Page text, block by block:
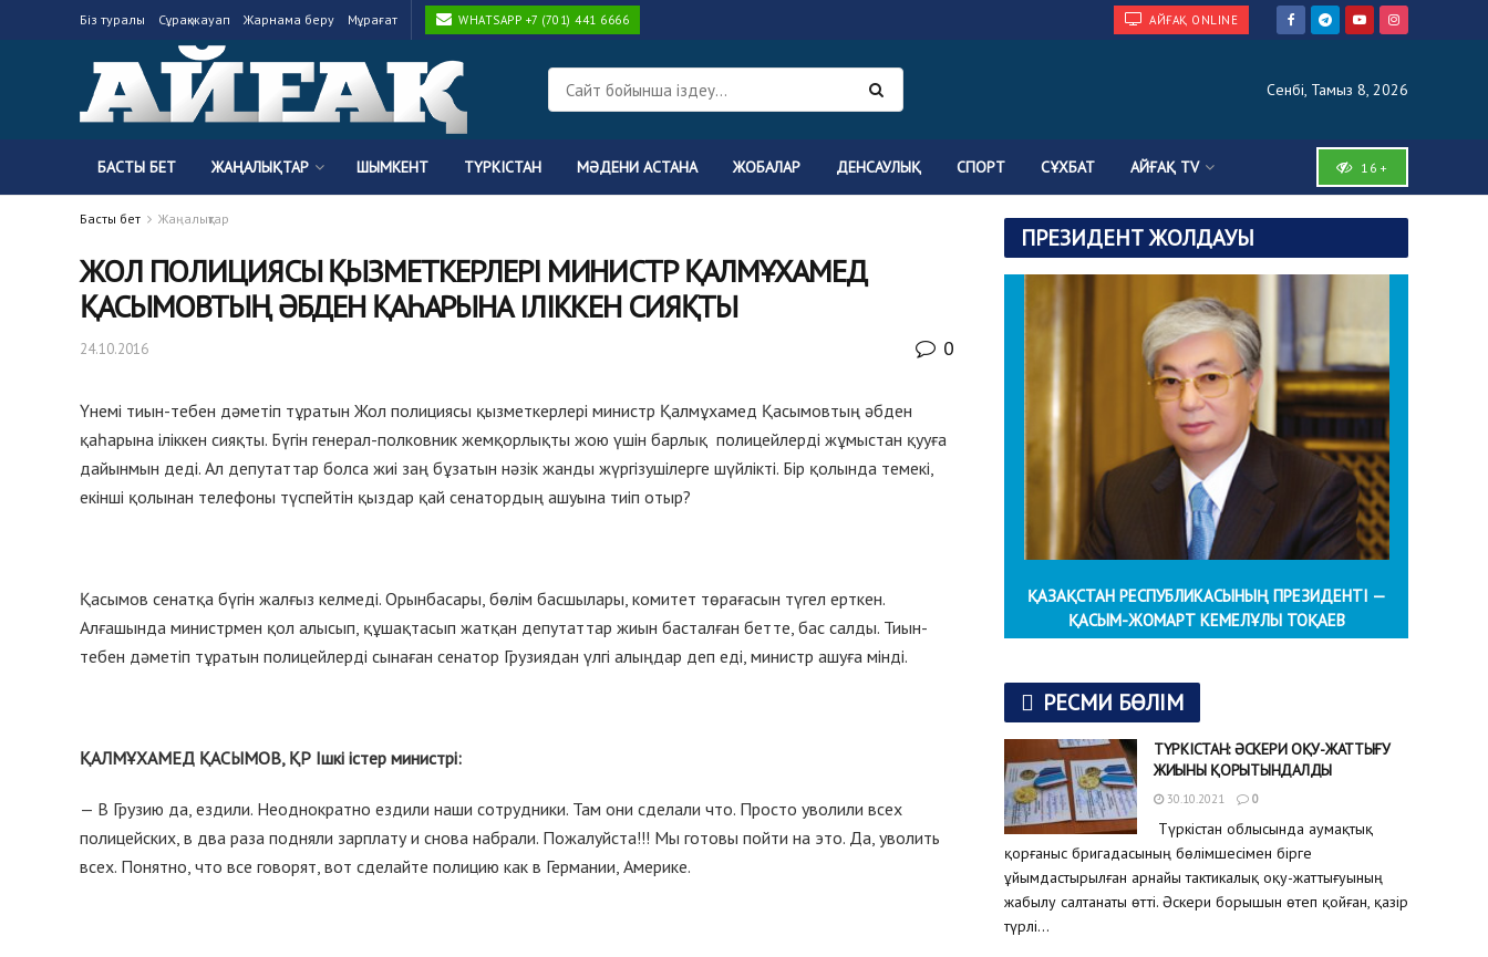
Біз туралы Сұрақ-жауап Жарнама беру Мұрағат WHATSAPP +7 (701) 441 6666 АЙҒАҚ ONLINE
Сенбі, Тамыз 8, 2026
БАСТЫ БЕТ ЖАҢАЛЫҚТАР ШЫМКЕНТ ТҮРКІСТАН МӘДЕНИ АСТАНА ЖОБАЛАР ДЕНСАУЛЫҚ СПОРТ СҰХБАТ АЙҒАҚ TV 16+
Басты бет Жаңалықтар
ЖОЛ ПОЛИЦИЯСЫ ҚЫЗМЕТКЕРЛЕРІ МИНИСТР ҚАЛМҰХАМЕД
ҚАСЫМОВТЫҢ ӘБДЕН ҚАҺАРЫНА ІЛІККЕН СИЯҚТЫ
24.10.2016 0
Үнемі тиын-тебен дәметіп тұратын Жол полициясы қызметкерлері министр Қалмұхамед Қасымовтың әбден
қаһарына іліккен сияқты. Бүгін генерал-полковник жемқорлықты жою үшін барлық полицейлерді жұмыстан қууға
дайынмын деді. Ал депутаттар болса жиі заң бұзатын нәзік жанды жүргізушілерге шүйлікті. Бір қолында темекі,
екінші қолынан телефоны түспейтін қыздар қай сенатордың ашуына тиіп отыр?
Қасымов сенатқа бүгін жалғыз келмеді. Орынбасары, бөлім басшылары, комитет төрағасын түгел ерткен.
Алғашында министрмен қол алысып, құшақтасып жатқан депутаттар жиын басталған бетте, бас салды. Тиын-
тебен дәметіп тұратын полицейлерді сынаған сенатор Грузиядан үлгі алыңдар деп еді, министр ашуға мінді.
ҚАЛМҰХАМЕД ҚАСЫМОВ, ҚР Ішкі істер министрі:
— В Грузию да, ездили. Неоднократно ездили наши сотрудники. Там они сделали что. Просто уволили всех
полицейских, в два раза подняли зарплату и снова набрали. Пожалуйста!!! Мы готовы пойти на это. Да, уволить
всех. Понятно, что все говорят, вот сделайте полицию как в Германии, Америке.
ПРЕЗИДЕНТ ЖОЛДАУЫ
ҚАЗАҚСТАН РЕСПУБЛИКАСЫНЫҢ ПРЕЗИДЕНТІ —
ҚАСЫМ-ЖОМАРТ КЕМЕЛҰЛЫ ТОҚАЕВ
РЕСМИ БӨЛІМ
ТҮРКІСТАН: ӘСКЕРИ ОҚУ-ЖАТТЫҒУ
ЖИЫНЫ ҚОРЫТЫНДАЛДЫ
30.10.2021 0
Түркістан облысында аумақтық
қорғаныс бригадасының бөлімшесімен бірге
ұйымдастырылған арнайы тактикалық оқу-жаттығуының
жабылу салтанаты өтті. Әскери борышын өтеп қойған, қазір
түрлі...